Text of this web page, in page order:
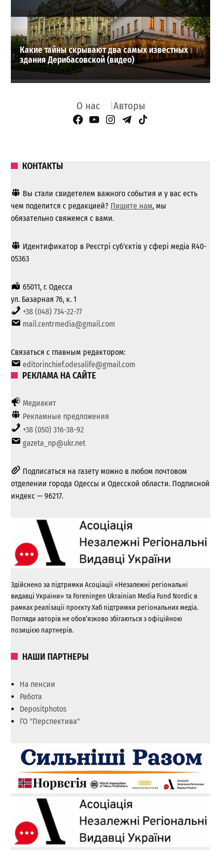
Какие тайны скрывают два самых известных
здания Дерибасовской (видео)
О нас Авторы
Facebook Page
YouTube
Instagram
Telegram
TikTok
КОНТАКТЫ
Вы стали свидетелем важного события и у вас есть
чем поделится с редакцией? Пишите нам, мы
обязательно свяжемся с вами.
Идентификатор в Реєстрі суб'єктів у сфері медіа R40-
05363
65011, г. Одесса
ул. Базарная 76, к. 1
+38 (048) 734-22-77
mail.centrmedia@gmail.com
Связаться с главным редактором:
editorinchief.odesalife@gmail.com
РЕКЛАМА НА САЙТЕ
Медиакит
Рекламные предложения
+38 (050) 316-38-92
gazeta_np@ukr.net
Подписаться на газету можно в любом почтовом
отделении города Одессы и Одесской области. Подписной
индекс — 96217.
Здійснено за підтримки Асоціації «Незалежні регіональні
видавці України» та Foreningen Ukrainian Media Fund Nordic в
рамках реалізації проєкту Хаб підтримки регіональних медіа.
Погляди авторів не обов’язково збігаються з офіційною
позицією партнерів.
НАШИ ПАРТНЕРЫ
На пенсии
Работа
Depositphotos
ГО "Перспектива"